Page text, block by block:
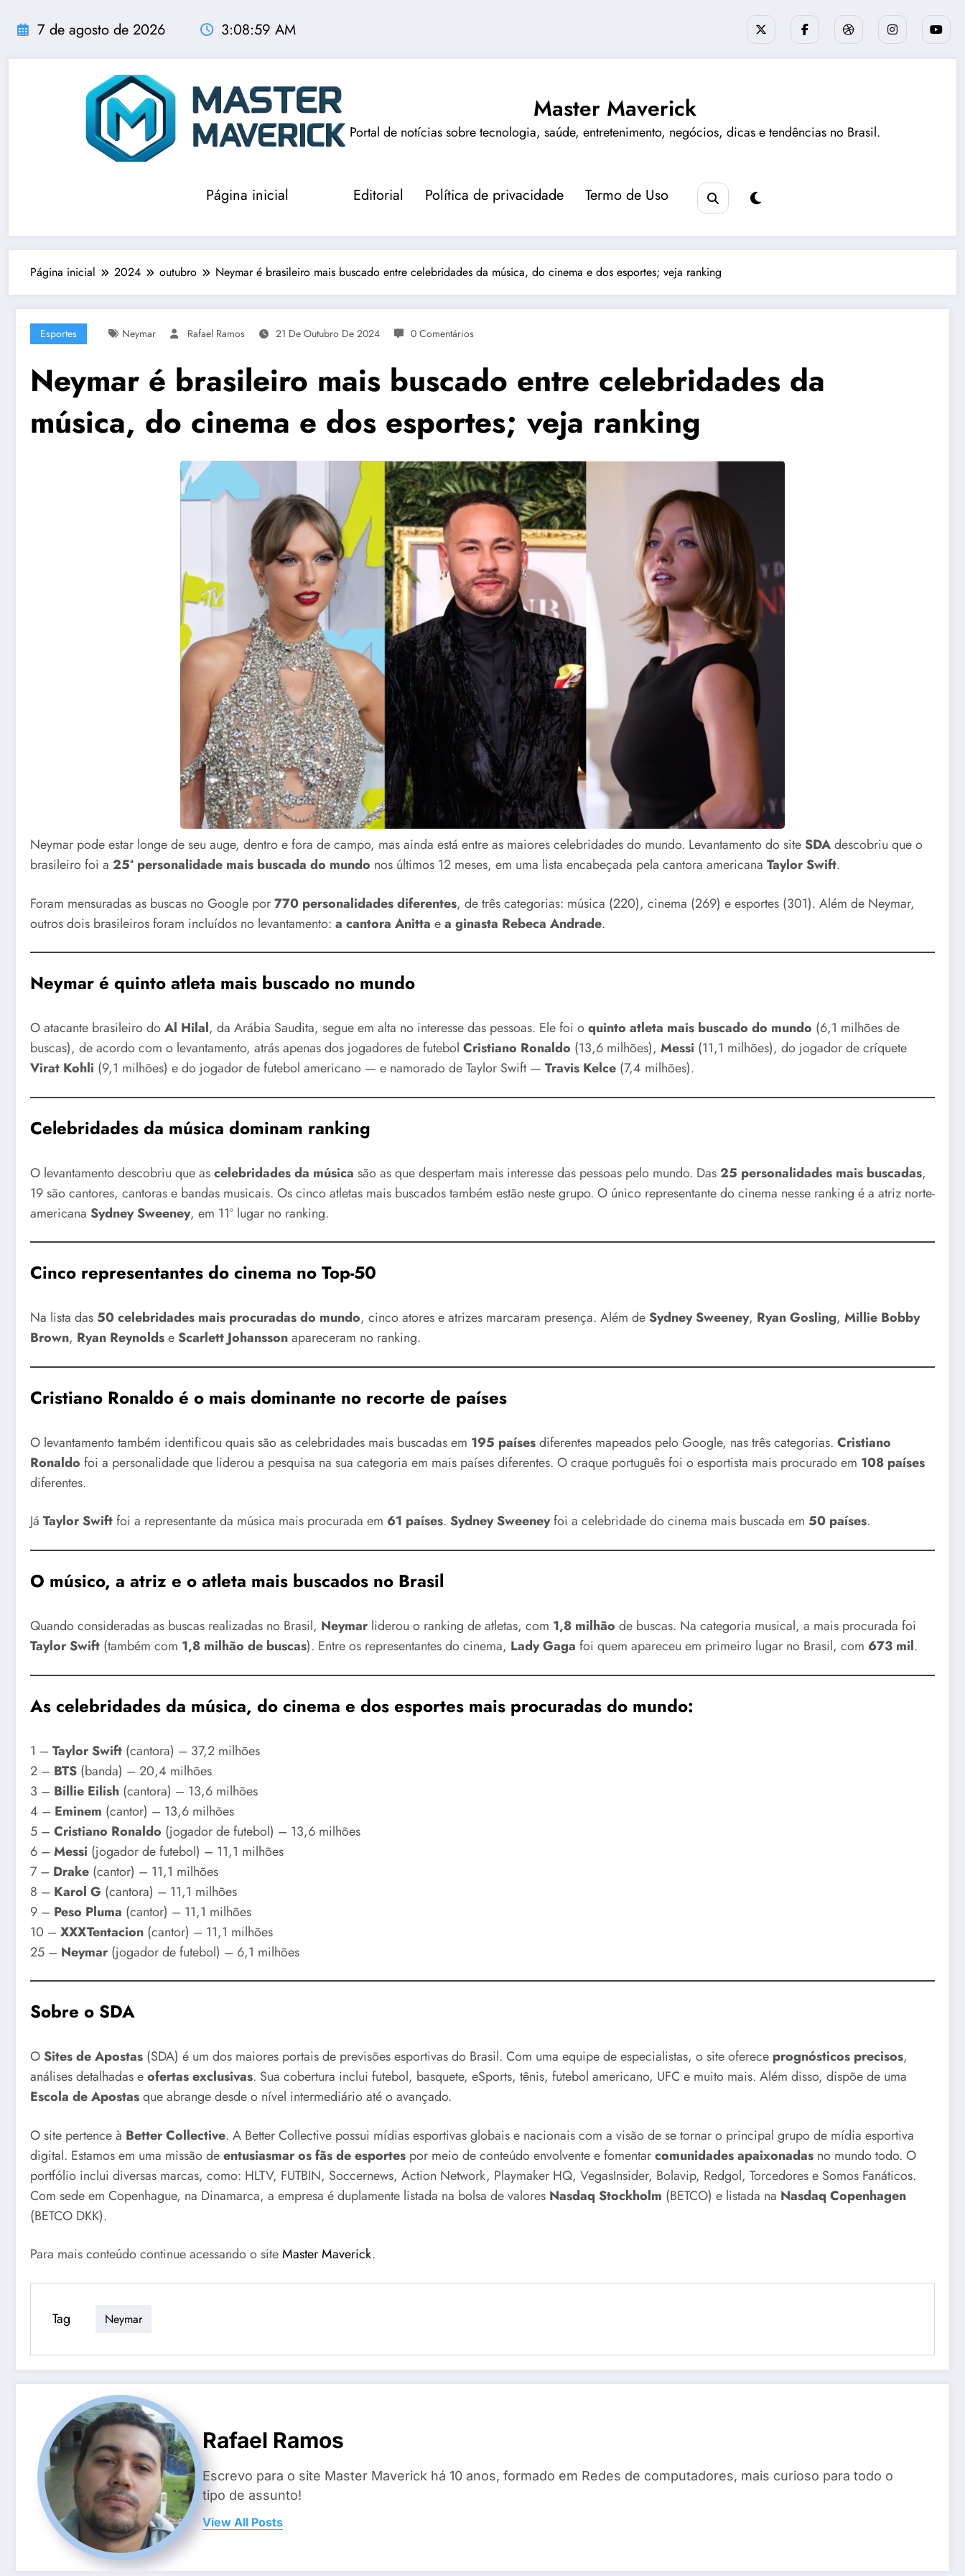
para
conteúdo
7 de agosto de 2026 3:09:01 AM
Master Maverick
Portal de notícias sobre tecnologia, saúde, entretenimento, negócios, dicas e tendências no Brasil.
Página inicial Editorial Política de privacidade Termo de Uso
Página inicial 2024 outubro Neymar é brasileiro mais buscado entre celebridades da música, do cinema e dos esportes; veja ranking
Esportes Neymar Rafael Ramos 21 De Outubro De 2024 0 Comentários
Neymar é brasileiro mais buscado entre celebridades da
música, do cinema e dos esportes; veja ranking
Neymar pode estar longe de seu auge, dentro e fora de campo, mas ainda está entre as maiores celebridades do mundo. Levantamento do siteSDAdescobriu que o
brasileiro foi a 25ª personalidade mais buscada do mundo nos últimos 12 meses, em uma lista encabeçada pela cantora americana Taylor Swift.
Foram mensuradas as buscas no Google por770 personalidades diferentes, de três categorias: música (220), cinema (269) e esportes (301). Além de Neymar,
outros dois brasileiros foram incluídos no levantamento: a cantora Anitta ea ginasta Rebeca Andrade.
Neymar é quinto atleta mais buscado no mundo
O atacante brasileiro doAl Hilal, da Arábia Saudita, segue em alta no interesse das pessoas. Ele foi oquinto atleta mais buscado do mundo (6,1 milhões de
buscas), de acordo com o levantamento, atrás apenas dos jogadores de futebol Cristiano Ronaldo (13,6 milhões), Messi (11,1 milhões), do jogador de críquete
Virat Kohli (9,1 milhões) e do jogador de futebol americano — e namorado de Taylor Swift — Travis Kelce (7,4 milhões).
Celebridades da música dominam ranking
O levantamento descobriu que ascelebridades da música são as que despertam mais interesse das pessoas pelo mundo. Das25 personalidades mais buscadas,
19 são cantores, cantoras e bandas musicais. Os cinco atletas mais buscados também estão neste grupo. O único representante do cinema nesse ranking é a atriz norte-
americana Sydney Sweeney, em 11º lugar no ranking.
Cinco representantes do cinema no Top-50
Na lista das 50 celebridades mais procuradas do mundo, cinco atores e atrizes marcaram presença. Além deSydney Sweeney, Ryan Gosling, Millie Bobby
Brown, Ryan ReynoldseScarlett Johanssonapareceram no ranking.
Cristiano Ronaldo é o mais dominante no recorte de países
O levantamento também identificou quais são as celebridades mais buscadas em 195 paísesdiferentes mapeados pelo Google, nas três categorias. Cristiano
Ronaldo foi a personalidade que liderou a pesquisa na sua categoria em mais países diferentes. O craque português foi o esportista mais procurado em 108 países
diferentes.
Já Taylor Swiftfoi a representante da música mais procurada em 61 países. Sydney Sweeneyfoi a celebridade do cinema mais buscada em 50 países.
O músico, a atriz e o atleta mais buscados no Brasil
Quando consideradas as buscas realizadas no Brasil, Neymar liderou o ranking de atletas, com 1,8 milhão de buscas. Na categoria musical, a mais procurada foi
Taylor Swift (também com 1,8 milhão de buscas). Entre os representantes do cinema, Lady Gaga foi quem apareceu em primeiro lugar no Brasil, com 673 mil.
As celebridades da música, do cinema e dos esportes mais procuradas do mundo:
1 – Taylor Swift (cantora) – 37,2 milhões
2 – BTS (banda) – 20,4 milhões
3 – Billie Eilish (cantora) – 13,6 milhões
4 – Eminem (cantor) – 13,6 milhões
5 – Cristiano Ronaldo (jogador de futebol) – 13,6 milhões
6 – Messi (jogador de futebol) – 11,1 milhões
7 – Drake (cantor) – 11,1 milhões
8 – Karol G (cantora) – 11,1 milhões
9 – Peso Pluma (cantor) – 11,1 milhões
10 – XXXTentacion (cantor) – 11,1 milhões
25 – Neymar (jogador de futebol) – 6,1 milhões
Sobre o SDA
OSites de Apostas (SDA) é um dos maiores portais de previsões esportivas do Brasil. Com uma equipe de especialistas, o site oferece prognósticos precisos,
análises detalhadas eofertas exclusivas. Sua cobertura inclui futebol, basquete, eSports, tênis, futebol americano, UFC e muito mais. Além disso, dispõe de uma
Escola de Apostasque abrange desde o nível intermediário até o avançado.
O site pertence à Better Collective. A Better Collective possui mídias esportivas globais e nacionais com a visão de se tornar o principal grupo de mídia esportiva
digital. Estamos em uma missão deentusiasmar os fãs de esportes por meio de conteúdo envolvente e fomentarcomunidades apaixonadas no mundo todo. O
portfólio inclui diversas marcas, como: HLTV, FUTBIN, Soccernews, Action Network, Playmaker HQ, VegasInsider, Bolavip, Redgol, Torcedores e Somos Fanáticos.
Com sede em Copenhague, na Dinamarca, a empresa é duplamente listada na bolsa de valores Nasdaq Stockholm (BETCO) e listada na Nasdaq Copenhagen
(BETCO DKK).
Para mais conteúdo continue acessando o siteMaster Maverick.
Tag Neymar
Rafael Ramos
Escrevo para o site Master Maverick há 10 anos, formado em Redes de computadores, mais curioso para todo o
tipo de assunto!
View All Posts